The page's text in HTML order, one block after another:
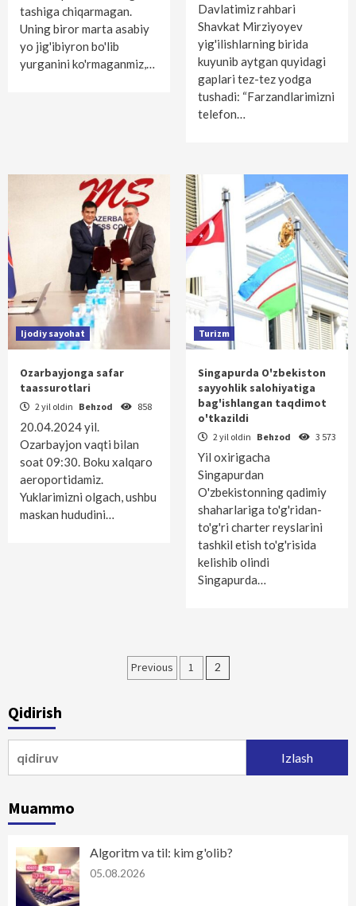
tashiga chiqarmagan.
Uning biror marta asabiy
yo jig'ibiyron bo'lib
yurganini ko'rmaganmiz,…
Davlatimiz rahbari
Shavkat Mirziyoyev
yig'ilishlarning birida
kuyunib aytgan quyidagi
gaplari tez-tez yodga
tushadi: “Farzandlarimizni
telefon…
Ijodiy sayohat
Ozarbayjonga safar
taassurotlari
2 yil oldin Behzod 858
20.04.2024 yil.
Ozarbayjon vaqti bilan
soat 09:30. Boku xalqaro
aeroportidamiz.
Yuklarimizni olgach, ushbu
maskan hududini…
Turizm
Singapurda O'zbekiston
sayyohlik salohiyatiga
bag'ishlangan taqdimot
o'tkazildi
2 yil oldin Behzod 3 573
Yil oxirigacha
Singapurdan
O'zbekistonning qadimiy
shaharlariga to'g'ridan-
to'g'ri charter reyslarini
tashkil etish to'g'risida
kelishib olindi
Singapurda…
Maqolalar
Previous 1 2
Qidirish
Muammo
Algoritm va til: kim g'olib?
05.08.2026